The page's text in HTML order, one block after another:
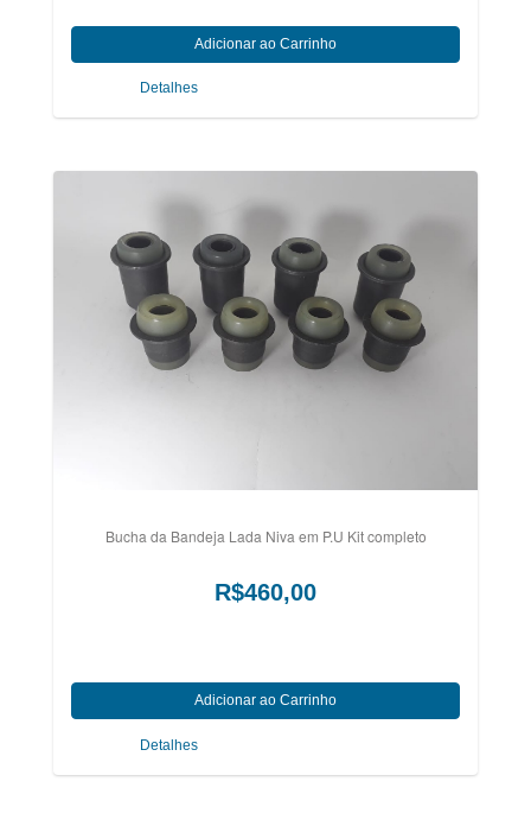
Detalhes
Bucha da Bandeja Lada Niva em P.U Kit completo
R$460,00
Detalhes